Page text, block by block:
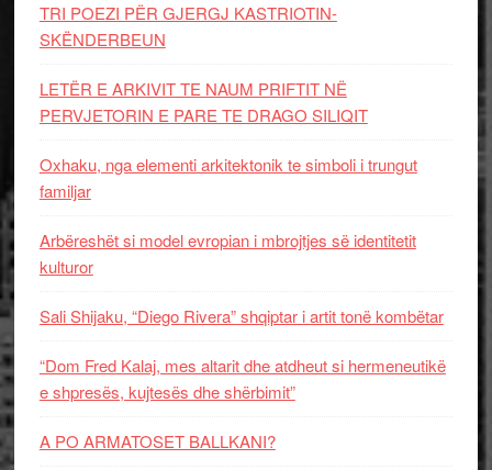
TRI POEZI PËR GJERGJ KASTRIOTIN-
SKËNDERBEUN
LETËR E ARKIVIT TE NAUM PRIFTIT NË
PERVJETORIN E PARE TE DRAGO SILIQIT
Oxhaku, nga elementi arkitektonik te simboli i trungut
familjar
Arbëreshët si model evropian i mbrojtjes së identitetit
kulturor
Sali Shijaku, “Diego Rivera” shqiptar i artit tonë kombëtar
“Dom Fred Kalaj, mes altarit dhe atdheut si hermeneutikë
e shpresës, kujtesës dhe shërbimit”
A PO ARMATOSET BALLKANI?